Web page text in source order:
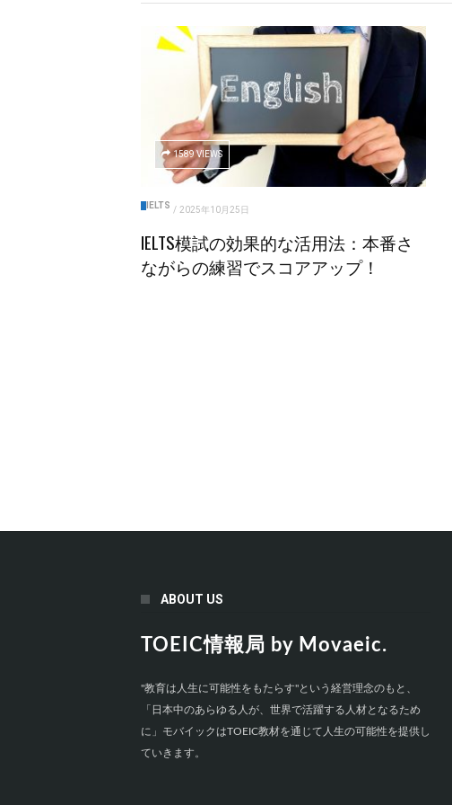
1589 VIEWS
IELTS / 2025年10月25日
IELTS模試の効果的な活用法：本番さ
ながらの練習でスコアアップ！
ABOUT US
TOEIC情報局 by Movaeic.
"教育は人生に可能性をもたらす"という経営理念のもと、
「日本中のあらゆる人が、世界で活躍する人材となるため
に」モバイックはTOEIC教材を通じて人生の可能性を提供し
ていきます。